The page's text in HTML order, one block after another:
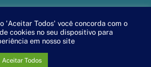
Árabe | ByEscaEsco.
'Aceitar Todos' você concorda com o
cookies no seu dispositivo para
em nosso site
Aceitar Todos
PT EN